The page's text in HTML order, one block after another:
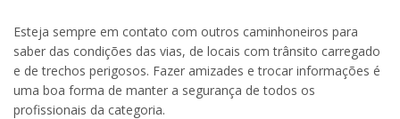
Esteja sempre em contato com outros caminhoneiros para
saber das condições das vias, de locais com trânsito carregado
e de trechos perigosos. Fazer amizades e trocar informações é
uma boa forma de manter a segurança de todos os
profissionais da categoria.